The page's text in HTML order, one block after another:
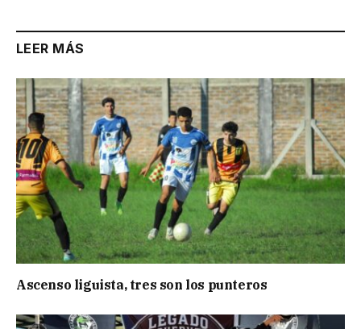
LEER MÁS
Ascenso liguista, tres son los punteros